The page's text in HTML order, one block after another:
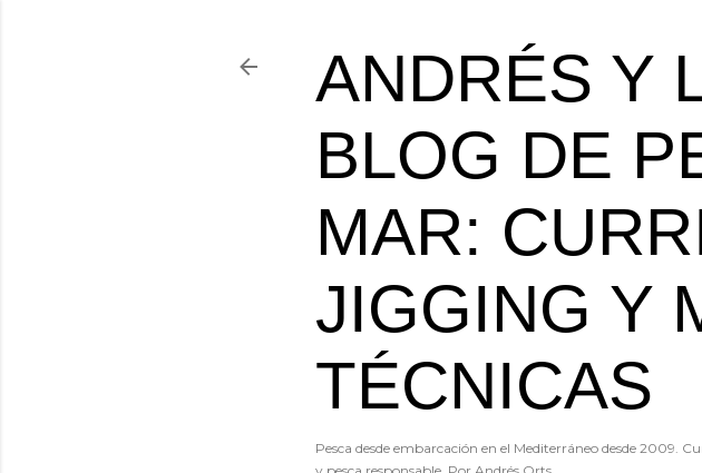
ANDRÉS Y
BLOG DE
MAR:
JIGGING Y
TÉCNICAS
Pesca desde embarcación en el Mediterráneo desde 2009.